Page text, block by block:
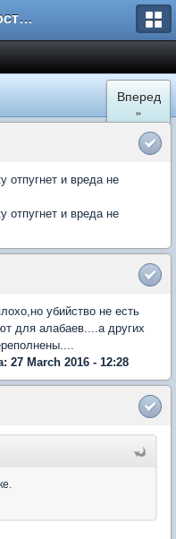
Форум Новостройки
Вперед
»
отпугнет и вреда не
отпугнет и вреда не
убийство не есть
для алабаев....а других
27 March 2016 - 12:28